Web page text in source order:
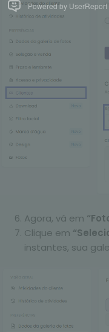
Agora, vá em
Clique em
instantes, sua
Powered by UserReport